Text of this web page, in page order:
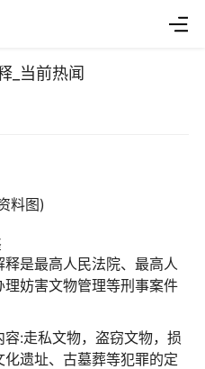
_当前热闻
料图)
是最高人民法院、最高人
妨害文物管理等刑事案件
:走私文物，盗窃文物，损
遗址、古墓葬等犯罪的定